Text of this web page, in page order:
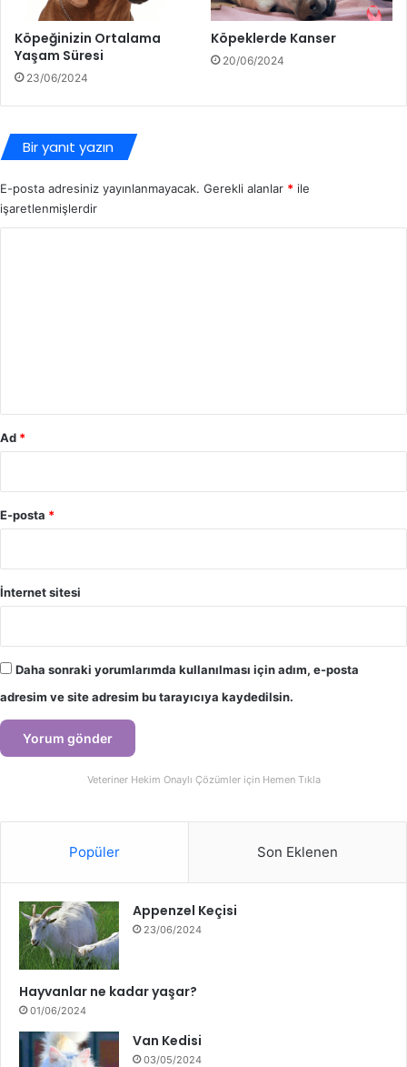
Köpeğinizin Ortalama
Yaşam Süresi
23/06/2024
Köpeklerde Kanser
20/06/2024
Bir yanıt yazın
E-posta adresiniz yayınlanmayacak. Gerekli alanlar * ile
işaretlenmişlerdir
Ad *
E-posta *
İnternet sitesi
Daha sonraki yorumlarımda kullanılması için adım, e-posta
adresim ve site adresim bu tarayıcıya kaydedilsin.
Veteriner Hekim Onaylı Çözümler için Hemen Tıkla
Popüler Son Eklenen
Appenzel Keçisi
23/06/2024
Hayvanlar ne kadar yaşar?
01/06/2024
Van Kedisi
03/05/2024